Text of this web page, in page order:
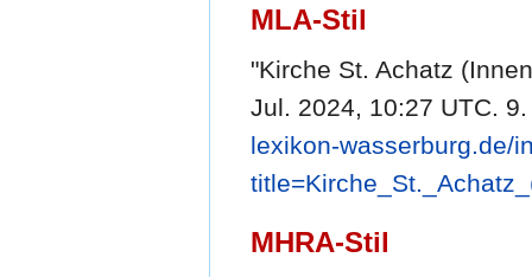
MLA-Stil
"Kirche St. Achatz
Jul. 2024, 10:27 UTC.
lexikon-wasserburg.de/
MHRA-Stil